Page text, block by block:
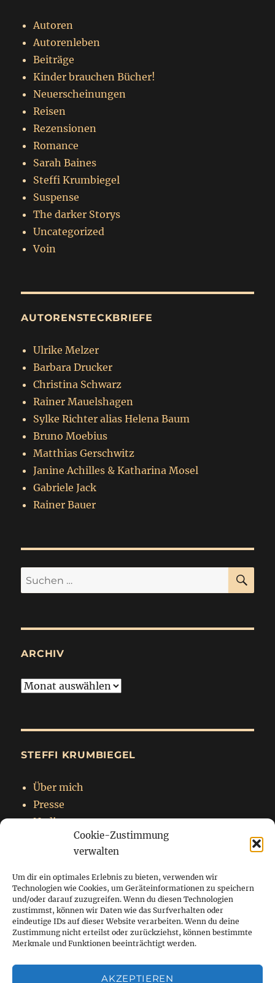
Cookie-Zustimmung
verwalten
Um dir ein optimales Erlebnis zu bieten, verwenden wir
Technologien wie Cookies, um Geräteinformationen zu speichern
und/oder darauf zuzugreifen. Wenn du diesen Technologien
zustimmst, können wir Daten wie das Surfverhalten oder
eindeutige IDs auf dieser Website verarbeiten. Wenn du deine
Zustimmung nicht erteilst oder zurückziehst, können bestimmte
Merkmale und Funktionen beeinträchtigt werden.
AKZEPTIEREN
Autoren
Autorenleben
Beiträge
Kinder brauchen Bücher!
Neuerscheinungen
Reisen
Rezensionen
Romance
Sarah Baines
Steffi Krumbiegel
Suspense
The darker Storys
Uncategorized
Voin
AUTORENSTECKBRIEFE
Ulrike Melzer
Barbara Drucker
Christina Schwarz
Rainer Mauelshagen
Sylke Richter alias Helena Baum
Bruno Moebius
Matthias Gerschwitz
Janine Achilles & Katharina Mosel
Gabriele Jack
Rainer Bauer
Suchen
nach:
ARCHIV
Archiv
STEFFI KRUMBIEGEL
Über mich
Presse
Nadja
Impressum
Datenschutzerklärung
Startseite
Blog